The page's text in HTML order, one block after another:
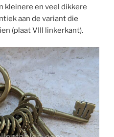
kleinere en veel dikkere
aan de variant die
(plaat VIII linkerkant).